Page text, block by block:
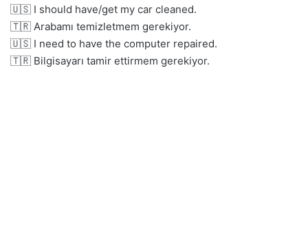
🇺🇸 I should have/get my car cleaned.
🇹🇷 Arabamı temizletmem gerekiyor.
🇺🇸 I need to have the computer repaired.
🇹🇷 Bilgisayarı tamir ettirmem gerekiyor.